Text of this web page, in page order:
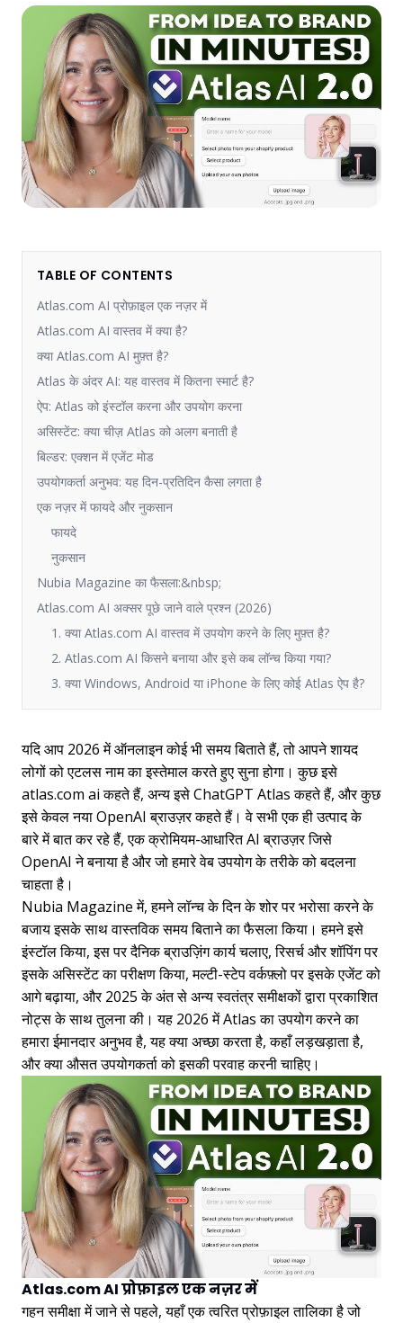
TABLE OF CONTENTS
Atlas.com AI प्रोफ़ाइल एक नज़र में
Atlas.com AI वास्तव में क्या है?
क्या Atlas.com AI मुफ़्त है?
Atlas के अंदर AI: यह वास्तव में कितना स्मार्ट है?
ऐप: Atlas को इंस्टॉल करना और उपयोग करना
असिस्टेंट: क्या चीज़ Atlas को अलग बनाती है
बिल्डर: एक्शन में एजेंट मोड
उपयोगकर्ता अनुभव: यह दिन-प्रतिदिन कैसा लगता है
एक नज़र में फायदे और नुकसान
फायदे
नुकसान
Nubia Magazine का फैसला:&nbsp;
Atlas.com AI अक्सर पूछे जाने वाले प्रश्न (2026)
1. क्या Atlas.com AI वास्तव में उपयोग करने के लिए मुफ़्त है?
2. Atlas.com AI किसने बनाया और इसे कब लॉन्च किया गया?
3. क्या Windows, Android या iPhone के लिए कोई Atlas ऐप है?
यदि आप 2026 में ऑनलाइन कोई भी समय बिताते हैं, तो आपने शायद
लोगों को एटलस नाम का इस्तेमाल करते हुए सुना होगा। कुछ इसे
atlas.com ai कहते हैं, अन्य इसे ChatGPT Atlas कहते हैं, और कुछ
इसे केवल नया OpenAI ब्राउज़र कहते हैं। वे सभी एक ही उत्पाद के
बारे में बात कर रहे हैं, एक क्रोमियम-आधारित AI ब्राउज़र जिसे
OpenAI ने बनाया है और जो हमारे वेब उपयोग के तरीके को बदलना
चाहता है।
Nubia Magazine में, हमने लॉन्च के दिन के शोर पर भरोसा करने के
बजाय इसके साथ वास्तविक समय बिताने का फैसला किया। हमने इसे
इंस्टॉल किया, इस पर दैनिक ब्राउज़िंग कार्य चलाए, रिसर्च और शॉपिंग पर
इसके असिस्टेंट का परीक्षण किया, मल्टी-स्टेप वर्कफ़्लो पर इसके एजेंट को
आगे बढ़ाया, और 2025 के अंत से अन्य स्वतंत्र समीक्षकों द्वारा प्रकाशित
नोट्स के साथ तुलना की। यह 2026 में Atlas का उपयोग करने का
हमारा ईमानदार अनुभव है, यह क्या अच्छा करता है, कहाँ लड़खड़ाता है,
और क्या औसत उपयोगकर्ता को इसकी परवाह करनी चाहिए।
Atlas.com AI प्रोफ़ाइल एक नज़र में
गहन समीक्षा में जाने से पहले, यहाँ एक त्वरित प्रोफ़ाइल तालिका है जो